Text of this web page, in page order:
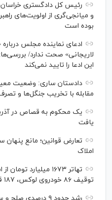
رئیس کل دادگستری
و میانجی‌گری از اولویت‌های
بوده است
ادعای نماینده مجلس
لاریجانی» صحت ندارد/
این ادعا را تایید نمی‌کند
دادستان ساری: وضعیت
مقابله با تخریب جنگل‌ها و
یک محکوم به قصاص در
یافت
تعارض قوانین؛ مانع
املاک
تهاتر ۱۶۷۳ میلیارد
توقیف ۸۶ خودروی لوکس، ۱۸۷ قطعه زمین و ۸۶ واحد آپارتمان